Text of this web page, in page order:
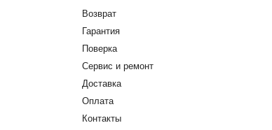
Возврат
Гарантия
Поверка
Сервис и ремонт
Доставка
Оплата
Контакты